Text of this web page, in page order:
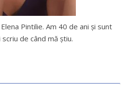
Pintilie. Am 40 de ani şi sunt
de când mă ştiu.